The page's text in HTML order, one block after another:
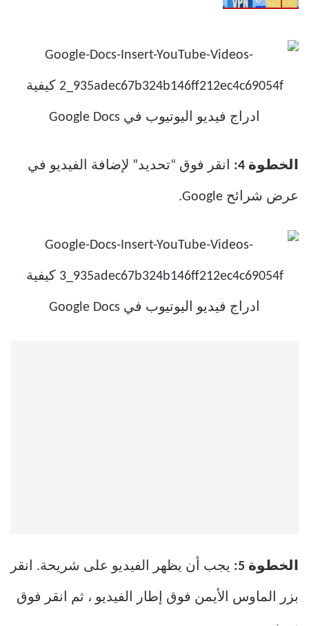
الخطوة 4: انقر فوق “تحديد” لإضافة الفيديو في
عرض شرائح Google.
الخطوة 5: يجب أن يظهر الفيديو على شريحة. انقر
بزر الماوس الأيمن فوق إطار الفيديو ، ثم انقر فوق